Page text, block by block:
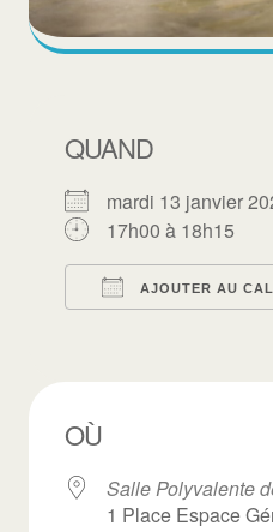
QUAND
mardi 13 janvier
17h00 à 18h15
AJOUTER AU
OÙ
Salle Polyvalente
1 Place Espace